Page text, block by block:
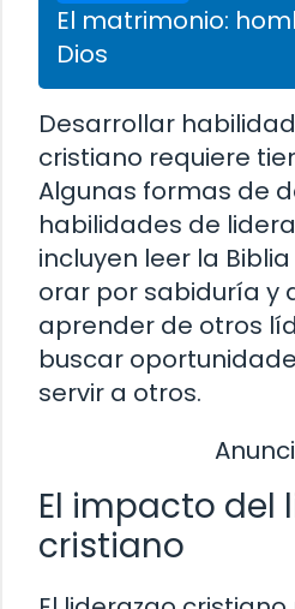
El matrimonio:
Dios
Desarrollar
cristiano requiere
Algunas formas de
habilidades de
incluyen leer la
orar por sabiduría y
aprender de otros
buscar
servir a otros.
El impacto del
cristiano